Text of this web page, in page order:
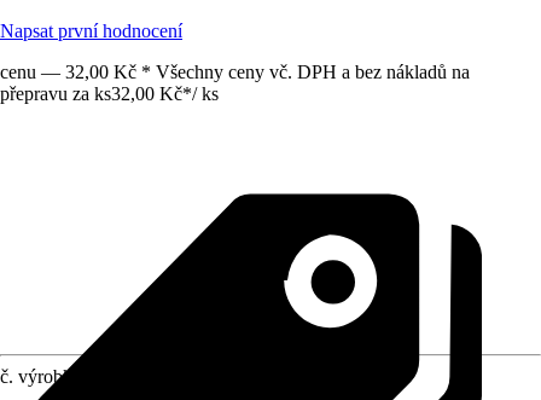
Napsat první hodnocení
cenu — 32,00 Kč * Všechny ceny vč. DPH a bez nákladů na
přepravu za ks32,00 Kč*/ ks
č. výrobku